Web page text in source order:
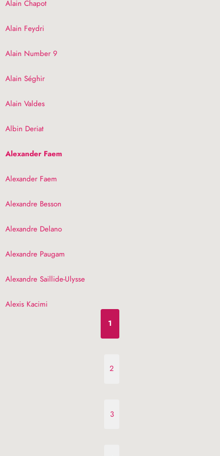
Alain Chapot
Alain Feydri
Alain Number 9
Alain Séghir
Alain Valdes
Albin Deriat
Alexander Faem
Alexander Faem
Alexandre Besson
Alexandre Delano
Alexandre Paugam
Alexandre Saillide-Ulysse
Alexis Kacimi
1
2
3